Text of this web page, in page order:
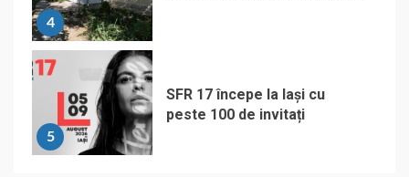
4
5
SFR 17 începe la Iași cu
peste 100 de invitați